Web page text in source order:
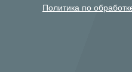
Политика по